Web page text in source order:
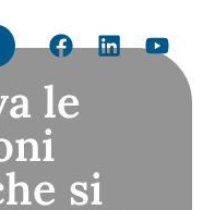
le
si